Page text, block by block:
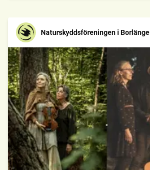
Naturskyddsföreningen i Borlänge